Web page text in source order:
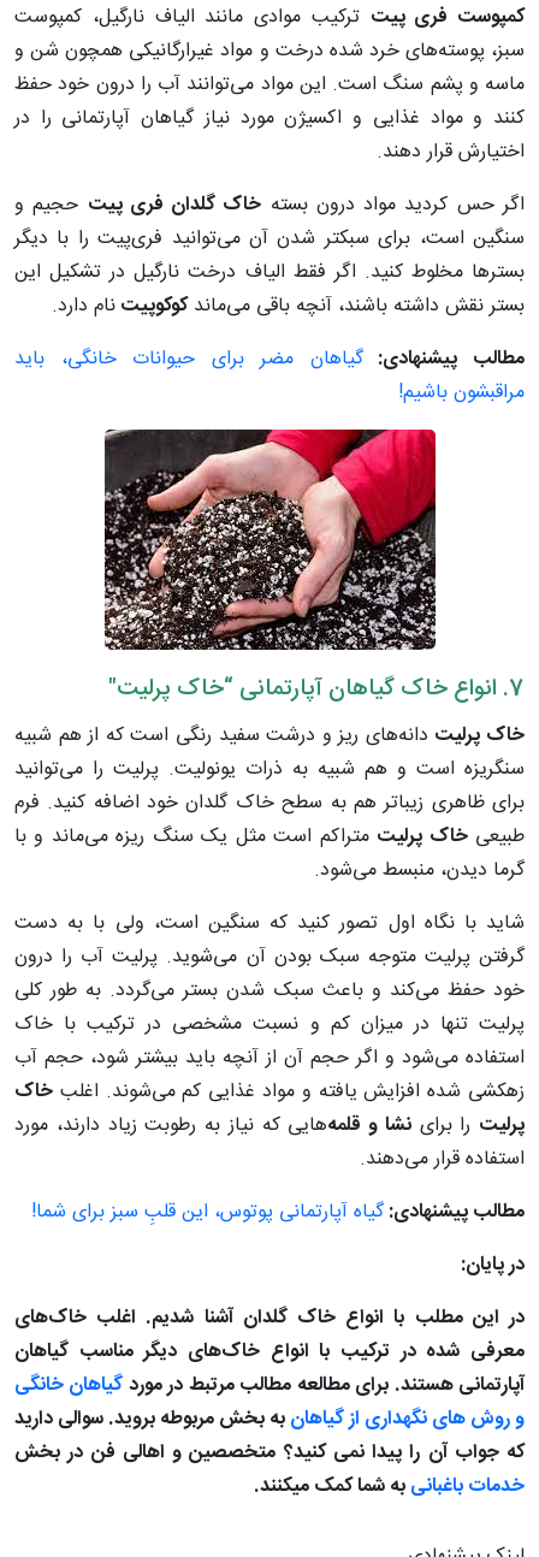
کمپوست فری پیت ترکیب موادی مانند الیاف نارگیل، کمپوست
سبز، پوسته‌های خرد شده درخت و مواد غیرارگانیکی همچون شن و
ماسه و پشم سنگ است. این مواد می‌توانند آب را درون خود حفظ
کنند و مواد غذایی و اکسیژن مورد نیاز گیاهان آپارتمانی را در
اختیارش قرار دهند.
اگر حس کردید مواد درون بسته خاک گلدان فری پیت حجیم و
سنگین است، برای سبکتر شدن آن می‌توانید فری‌پیت را با دیگر
بسترها مخلوط کنید. اگر فقط الیاف درخت نارگیل در تشکیل این
بستر نقش داشته باشند، آنچه باقی می‌ماندکوکوپیتنام دارد.
مطالب پیشنهادی:گیاهان مضر برای حیوانات خانگی، باید
مراقبشون باشیم!
7. انواع خاک گیاهان آپارتمانی “خاک پرلیت"
خاک پرلیت دانه‌های ریز و درشت سفید رنگی است که از هم شبیه
سنگریزه است و هم شبیه به ذرات یونولیت. پرلیت را می‌توانید
برای ظاهری زیباتر هم به سطح خاک گلدان خود اضافه کنید. فرم
طبیعیخاک پرلیت متراکم است مثل یک سنگ ریزه می‌ماند و با
گرما دیدن، منبسط می‌شود.
شاید با نگاه اول تصور کنید که سنگین است، ولی با به دست
گرفتن پرلیت متوجه سبک بودن آن می‌شوید. پرلیت آب را درون
خود حفظ می‌کند و باعث سبک شدن بستر می‌گردد. به طور کلی
پرلیت تنها در میزان کم و نسبت مشخصی در ترکیب با خاک
استفاده می‌شود و اگر حجم آن از آنچه باید بیشتر شود، حجم آب
زهکشی شده افزایش یافته و مواد غذایی کم می‌شوند. اغلب خاک
پرلیت را براینشا و قلمه‌هایی که نیاز به رطوبت زیاد دارند، مورد
استفاده قرار می‌دهند.
مطالب پیشنهادی:گیاه آپارتمانی پوتوس، این قلبِ سبز برای شما!
در پایان:
در این مطلب با انواع خاک گلدان آشنا شدیم. اغلب خاک‌های
معرفی شده در ترکیب با انواع خاک‌های دیگر مناسب گیاهان
آپارتمانی هستند. برای مطالعه مطالب مرتبط در موردگیاهان خانگی
و روش های نگهداری از گیاهانبه بخش مربوطه بروید. سوالی دارید
که جواب آن را پیدا نمی کنید؟ متخصصین و اهالی فن در بخش
خدمات باغبانیبه شما کمک میکنند.